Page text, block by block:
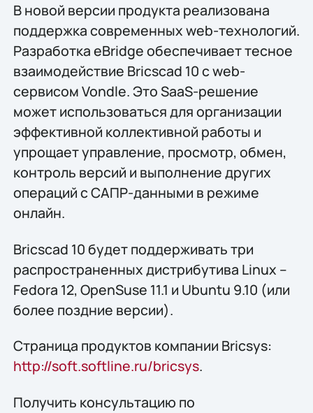
В новой версии продукта реализована
поддержка современных web-технологий.
Разработка eBridge обеспечивает тесное
взаимодействие Bricscad 10 с web-
сервисом Vondle. Это SaaS-решение
может использоваться для организации
эффективной коллективной работы и
упрощает управление, просмотр, обмен,
контроль версий и выполнение других
операций с САПР-данными в режиме
онлайн.
Bricscad 10 будет поддерживать три
распространенных дистрибутива Linux –
Fedora 12, OpenSuse 11.1 и Ubuntu 9.10 (или
более поздние версии).
Страница продуктов компании Bricsys:
http://soft.softline.ru/bricsys.
Получить конcультацию по